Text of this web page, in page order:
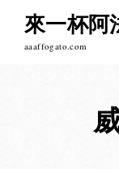
content來一杯阿
aaaffogato.com